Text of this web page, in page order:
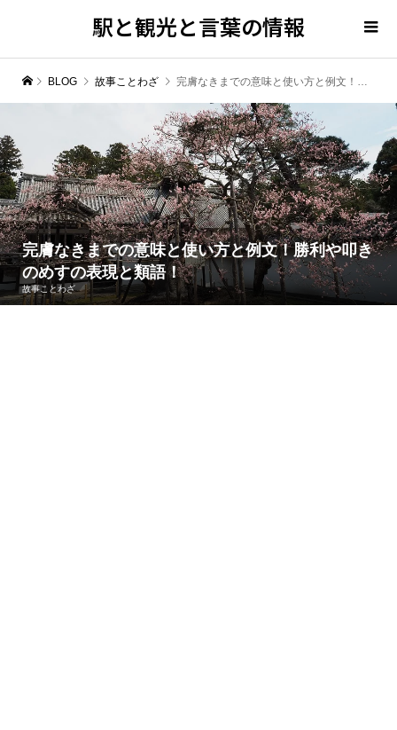
駅と観光と言葉の情報
BLOG 故事ことわざ 完膚なきまでの意味と使い方と例文！勝利や叩きのめすの表現と類語！
完膚なきまでの意味と使い方と例文！勝利や叩き
のめすの表現と類語！
故事ことわざ